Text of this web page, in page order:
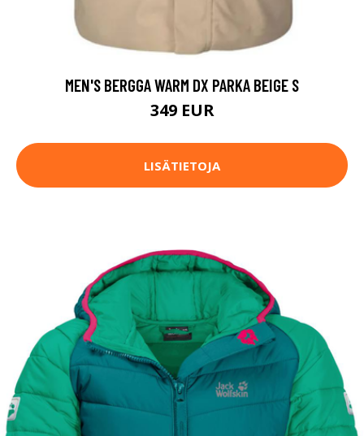
MEN'S BERGGA WARM DX PARKA BEIGE S
349 EUR
LISÄTIETOJA